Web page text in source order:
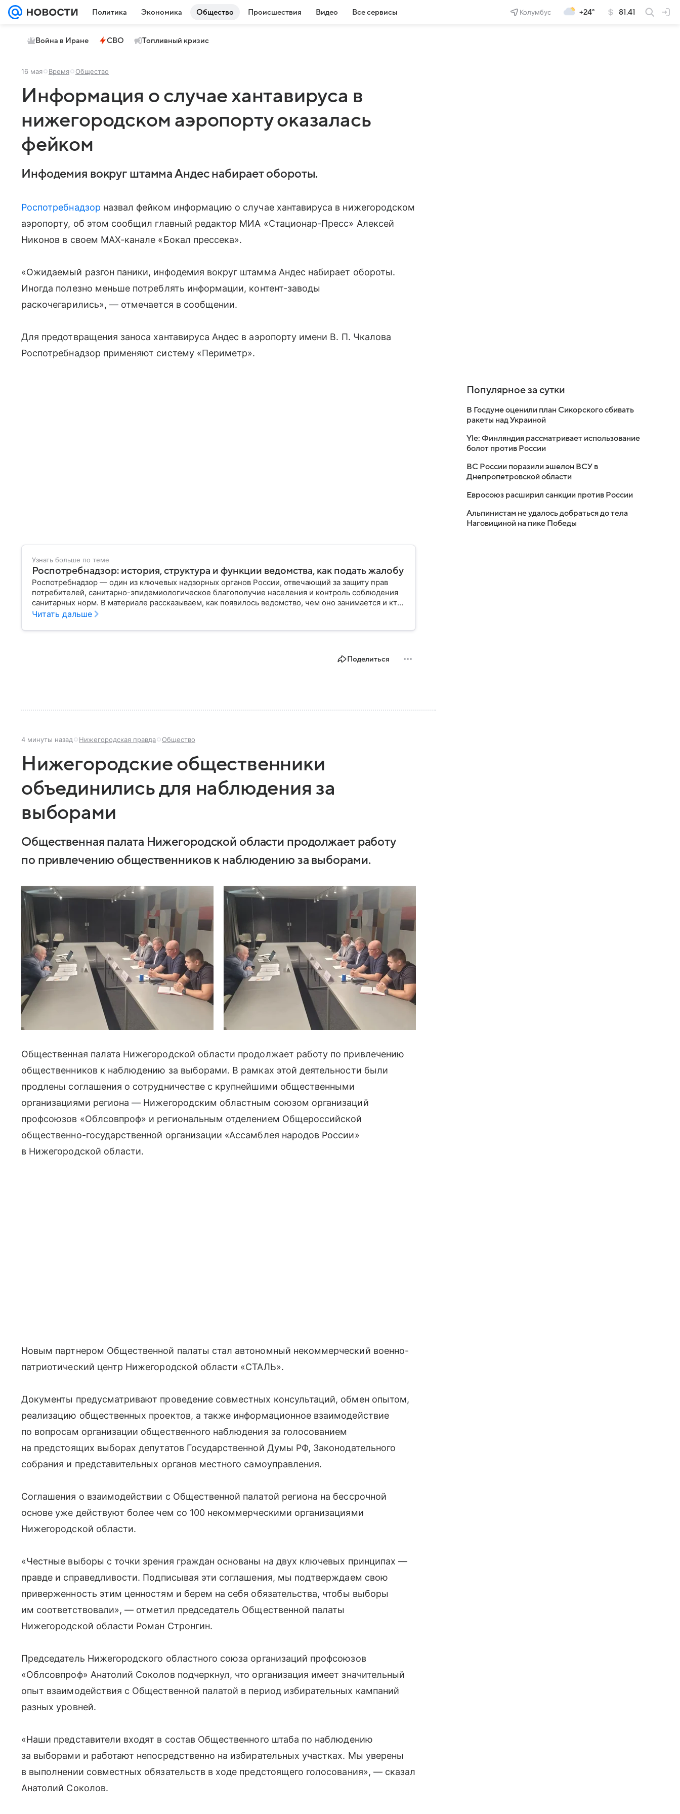
Политика Экономика Общество Происшествия Видео Все сервисы Колумбус +24° 81.41
Война в Иране СВО Топливный кризис
16 мая Время Общество
Информация о случае хантавируса в
нижегородском аэропорту оказалась
фейком
Инфодемия вокруг штамма Андес набирает обороты.
Роспотребнадзор назвал фейком информацию о случае хантавируса в нижегородском
аэропорту, об этом сообщил главный редактор МИА «Стационар-Пресс» Алексей
Никонов в своем MAX-канале «Бокал прессека».
«Ожидаемый разгон паники, инфодемия вокруг штамма Андес набирает обороты.
Иногда полезно меньше потреблять информации, контент-заводы
раскочегарились», — отмечается в сообщении.
Для предотвращения заноса хантавируса Андес в аэропорту имени В. П. Чкалова
Роспотребнадзор применяют систему «Периметр».
Узнать больше по теме
Роспотребнадзор: история, структура и функции ведомства, как подать жалобу
Роспотребнадзор — один из ключевых надзорных органов России, отвечающий за защиту прав
потребителей, санитарно-эпидемиологическое благополучие населения и контроль соблюдения
санитарных норм. В материале рассказываем, как появилось ведомство, чем оно занимается и кто
руководит им сегодня.
Читать дальше
Поделиться
4 минуты назад Нижегородская правда Общество
Нижегородские общественники
объединились для наблюдения за
выборами
Общественная палата Нижегородской области продолжает работу
по привлечению общественников к наблюдению за выборами.
Общественная палата Нижегородской области продолжает работу по привлечению
общественников к наблюдению за выборами. В рамках этой деятельности были
продлены соглашения о сотрудничестве с крупнейшими общественными
организациями региона — Нижегородским областным союзом организаций
профсоюзов «Облсовпроф» и региональным отделением Общероссийской
общественно-государственной организации «Ассамблея народов России»
в Нижегородской области.
Новым партнером Общественной палаты стал автономный некоммерческий военно-
патриотический центр Нижегородской области «СТАЛЬ».
Документы предусматривают проведение совместных консультаций, обмен опытом,
реализацию общественных проектов, а также информационное взаимодействие
по вопросам организации общественного наблюдения за голосованием
на предстоящих выборах депутатов Государственной Думы РФ, Законодательного
собрания и представительных органов местного самоуправления.
Соглашения о взаимодействии с Общественной палатой региона на бессрочной
основе уже действуют более чем со 100 некоммерческими организациями
Нижегородской области.
«Честные выборы с точки зрения граждан основаны на двух ключевых принципах —
правде и справедливости. Подписывая эти соглашения, мы подтверждаем свою
приверженность этим ценностям и берем на себя обязательства, чтобы выборы
им соответствовали», — отметил председатель Общественной палаты
Нижегородской области Роман Стронгин.
Председатель Нижегородского областного союза организаций профсоюзов
«Облсовпроф» Анатолий Соколов подчеркнул, что организация имеет значительный
опыт взаимодействия с Общественной палатой в период избирательных кампаний
разных уровней.
«Наши представители входят в состав Общественного штаба по наблюдению
за выборами и работают непосредственно на избирательных участках. Мы уверены
в выполнении совместных обязательств в ходе предстоящего голосования», — сказал
Анатолий Соколов.
Популярное за сутки
В Госдуме оценили план Сикорского сбивать
ракеты над Украиной
Yle: Финляндия рассматривает использование
болот против России
ВС России поразили эшелон ВСУ в
Днепропетровской области
Евросоюз расширил санкции против России
Альпинистам не удалось добраться до тела
Наговициной на пике Победы